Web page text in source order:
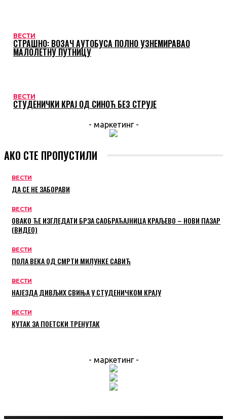
ВЕСТИ
СТРАШНО: ВОЗАЧ АУТОБУСА ПОЛНО УЗНЕМИРАВАО
МАЛОЛЕТНУ ПУТНИЦУ
ВЕСТИ
СТУДЕНИЧКИ КРАЈ ОД СИНОЋ БЕЗ СТРУЈЕ
- маркетинг -
АКО СТЕ ПРОПУСТИЛИ
ВЕСТИ
ДА СЕ НЕ ЗАБОРАВИ
ВЕСТИ
ОВАКО ЋЕ ИЗГЛЕДАТИ БРЗА САОБРАЋАЈНИЦА КРАЉЕВО – НОВИ ПАЗАР
(ВИДЕО)
ВЕСТИ
ПОЛА ВЕКА ОД СМРТИ МИЛУНКЕ САВИЋ
ВЕСТИ
НАЈЕЗДА ДИВЉИХ СВИЊА У СТУДЕНИЧКОМ КРАЈУ
ВЕСТИ
КУТАК ЗА ПОЕТСКИ ТРЕНУТАК
- маркетинг -